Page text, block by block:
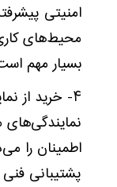
امنیتی
محیط‌های
بسیار مهم
۴- خرید از
نمایندگی‌های
اطمینان را
پشتیبانی فنی